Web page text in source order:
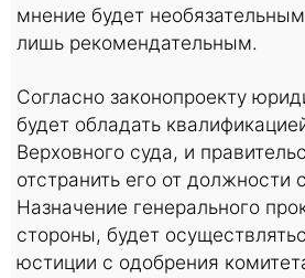
мнение будет
лишь рекомендательным.
Согласно законопроекту
будет обладать
Верховного суда, и
отстранить его от
Назначение генерального
стороны, будет
юстиции с одобрения